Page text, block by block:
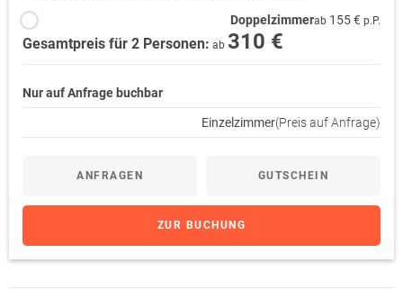
- Titisee
- Mummelsee
- Triberger Wasserfälle
Doppelzimmerab 155 € p.P.
Gesamtpreis für 2 Personen: ab 310 €
Nur auf Anfrage buchbar
Einzelzimmer(Preis auf Anfrage)
ANFRAGEN GUTSCHEIN
ZUR BUCHUNG